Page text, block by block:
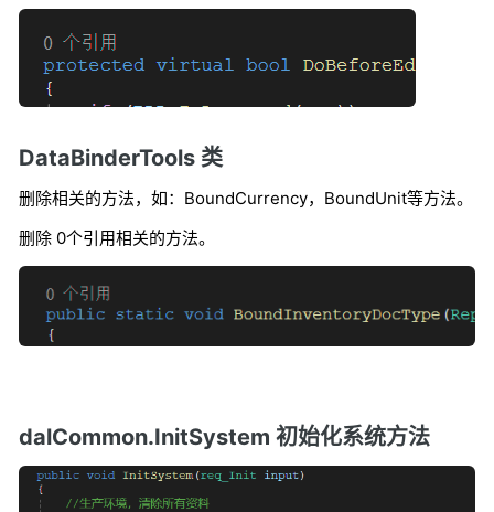
DataBinderTools 类
删除相关的方法，如：BoundCurrency，BoundUnit等方法。
删除 0个引用相关的方法。
dalCommon.InitSystem 初始化系统方法